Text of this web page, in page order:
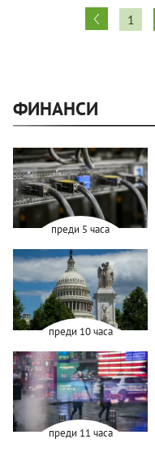
1
ФИНАНСИ
преди 5 часа
преди 10 часа
преди 11 часа